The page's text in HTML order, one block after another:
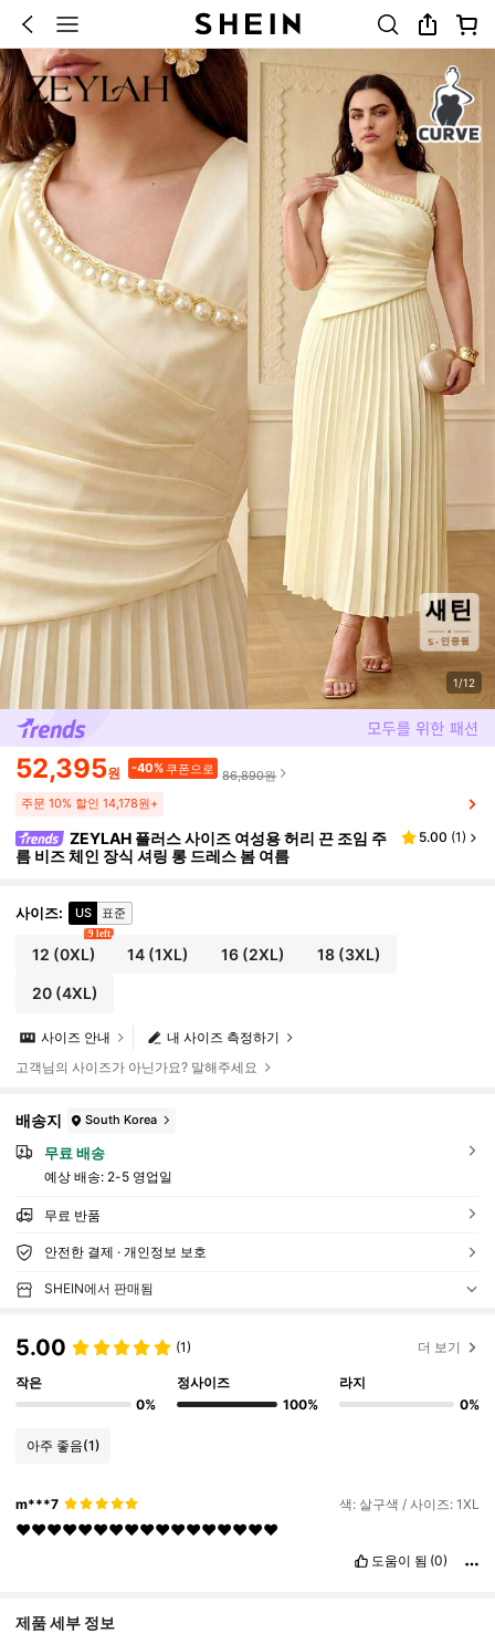
1/12
52,395원 -40%쿠폰으로
86,890원
주문 10% 할인 14,178원+
ZEYLAH 플러스 사이즈 여성용 허리 끈 조임 주
름 비즈 체인 장식 셔링 롱 드레스 봄 여름
5.00 (1)
사이즈: US 표준
12 (0XL)
9 left
14 (1XL) 16(2XL) 18(3XL)
20(4XL)
내 사이즈 측정하기
사이즈 안내
고객님의 사이즈가 아닌가요? 말해주세요
배송지 South Korea
무료 배송
예상 배송: 2-5 영업일
무료 반품
안전한 결제 · 개인정보 보호
SHEIN에서 판매됨
5.00 (1) 더 보기
작은
0%
정사이즈
100%
라지
0%
아주 좋음(1)
m***7 색: 살구색 / 사이즈: 1XL
♥️♥️♥️♥️♥️♥️♥️♥️♥️♥️♥️♥️♥️♥️♥️♥️♥️
도움이 됨 (0)
제품 세부 정보